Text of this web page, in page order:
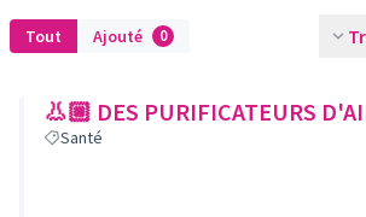
Tout Ajouté 0
👃🏼 DES PURIFICATEURS
Santé